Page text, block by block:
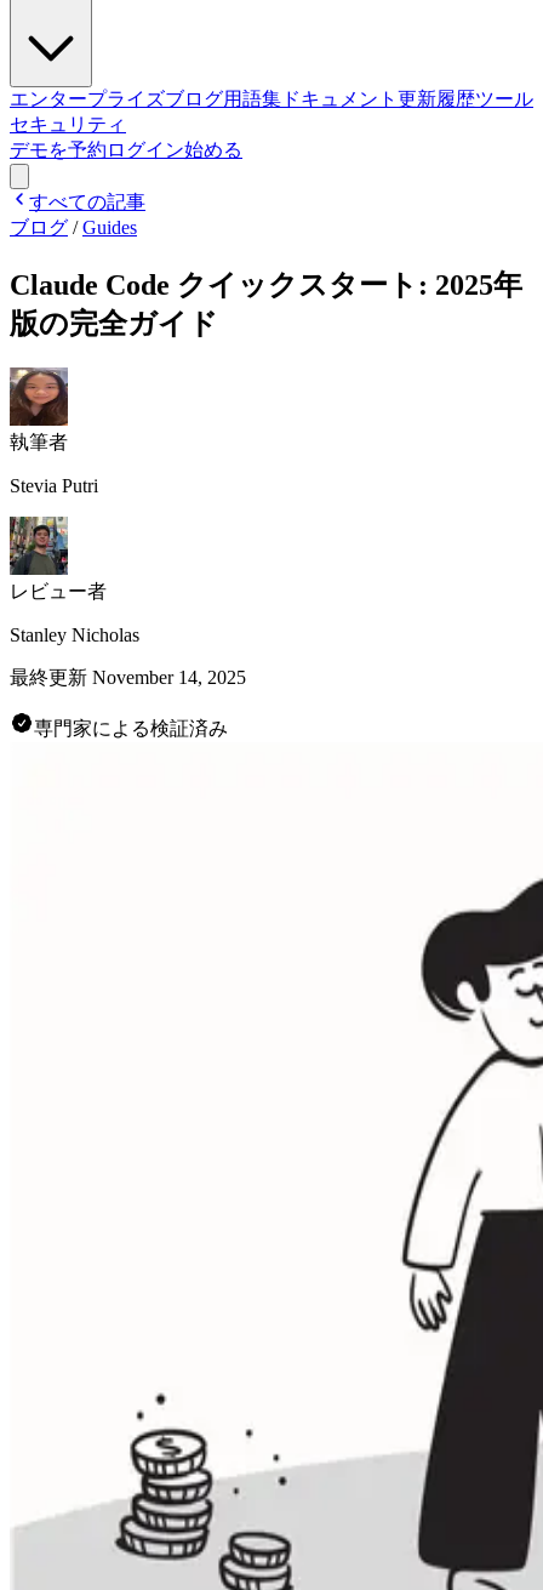
エンタープライズブログ用語集 ドキュメント 更新履歴ツール
セキュリティ
デモを予約 ログイン始める
すべての記事
ブログ /Guides
Claude Code クイックスタート: 2025年
版の完全ガイド
執筆者
Stevia Putri
レビュー者
Stanley Nicholas
最終更新 November 14, 2025
専門家による検証済み